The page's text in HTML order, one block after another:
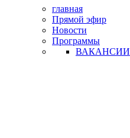
главная
Прямой эфир
Новости
Программы
ВАКАНСИИ